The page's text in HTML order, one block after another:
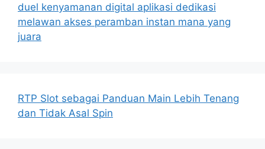
duel kenyamanan digital aplikasi dedikasi
melawan akses peramban instan mana yang
juara
RTP Slot sebagai Panduan Main Lebih Tenang
dan Tidak Asal Spin